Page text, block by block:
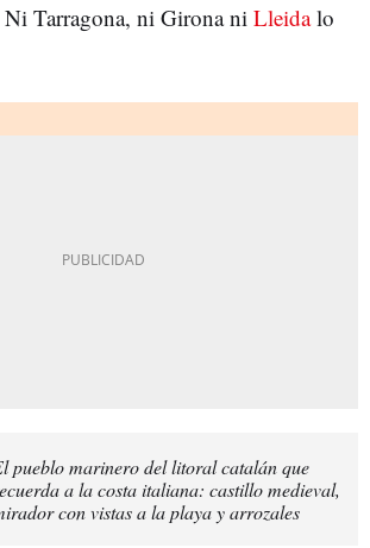
Tarragona, ni Girona ni Lleidalo
pueblo marinero del litoral catalán que
a la costa italiana: castillo medieval,
con vistas a la playa y arrozales